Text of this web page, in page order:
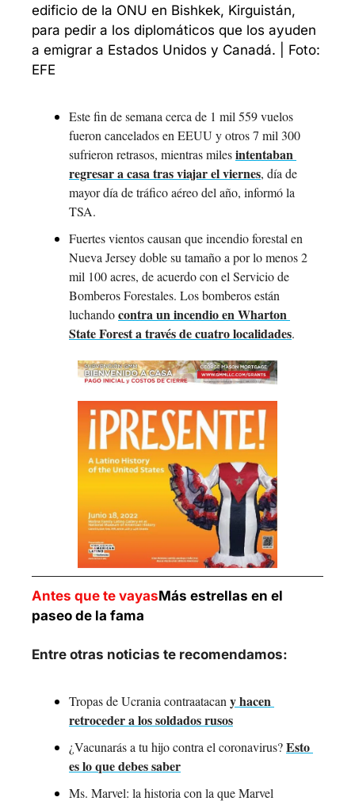
edificio de la ONU en Bishkek, Kirguistán,
para pedir a los diplomáticos que los ayuden
a emigrar a Estados Unidos y Canadá. | Foto:
EFE
Este fin de semana cerca de 1 mil 559 vuelos
fueron cancelados en EEUU y otros 7 mil 300
sufrieron retrasos, mientras miles intentaban
regresar a casa tras viajar el viernes, día de
mayor día de tráfico aéreo del año, informó la
TSA.
Fuertes vientos causan que incendio forestal en
Nueva Jersey doble su tamaño a por lo menos 2
mil 100 acres, de acuerdo con el Servicio de
Bomberos Forestales. Los bomberos están
luchando contra un incendio en Wharton
State Forest a través de cuatro localidades.
Antes que te vayasMás estrellas en el
paseo de la fama
Entre otras noticias te recomendamos:
Tropas de Ucrania contraatacan y hacen
retroceder a los soldados rusos
¿Vacunarás a tu hijo contra el coronavirus? Esto
es lo que debes saber